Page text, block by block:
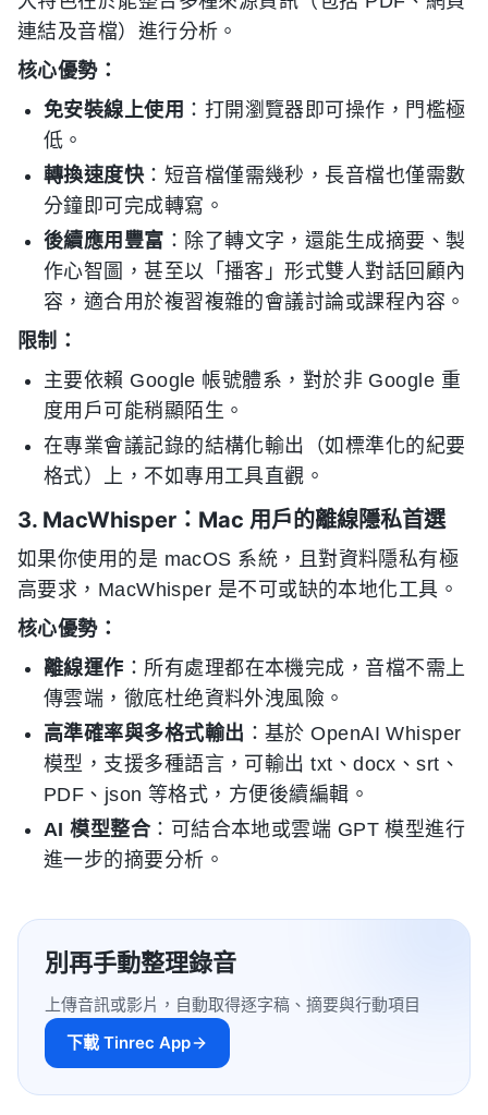
連結及音檔）進行分析。
核心優勢：
免安裝線上使用 ：打開瀏覽器即可操作，門檻極
低。
轉換速度快：短音檔僅需幾秒，長音檔也僅需數
分鐘即可完成轉寫。
後續應用豐富 ：除了轉文字，還能生成摘要、製
作心智圖，甚至以「播客」形式雙人對話回顧內
容，適合用於複習複雜的會議討論或課程內容。
限制：
主要依賴 Google 帳號體系，對於非 Google 重
度用戶可能稍顯陌生。
在專業會議記錄的結構化輸出（如標準化的紀要
格式）上，不如專用工具直觀。
3. MacWhisper：Mac 用戶的離線隱私首選
如果你使用的是 macOS 系統，且對資料隱私有極
高要求，MacWhisper 是不可或缺的本地化工具。
核心優勢：
離線運作 ：所有處理都在本機完成，音檔不需上
傳雲端，徹底杜绝資料外洩風險。
高準確率與多格式輸出 ：基於 OpenAI Whisper
模型，支援多種語言，可輸出 txt、docx、srt、
PDF、json 等格式，方便後續編輯。
AI 模型整合：可結合本地或雲端 GPT 模型進行
進一步的摘要分析。
別再手動整理錄音
上傳音訊或影片，自動取得逐字稿、摘要與行動項目
下載 Tinrec App